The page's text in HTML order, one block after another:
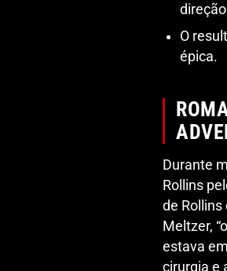
O
épica.
Durante
Rollins
de Rollins
Meltzer,
estava
cirurgia e